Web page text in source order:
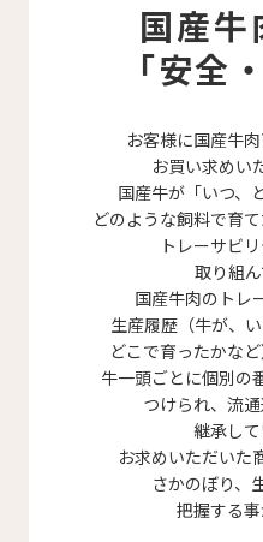
国産牛
「安全
お客様に国産牛
お買い求めい
国産牛が「いつ、
どのような飼料で育
トレーサビ
取り組ん
国産牛肉のトレ
生産履歴（牛が、
どこで育ったかな
牛一頭ごとに個別の
つけられ、流
継承して
お求めいただいた
さかのぼり、
把握する事